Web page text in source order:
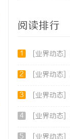
阅读排行
1 [业界动态]
2 [业界动态]
3 [业界动态]
4 [业界动态]
5 [业界动态]